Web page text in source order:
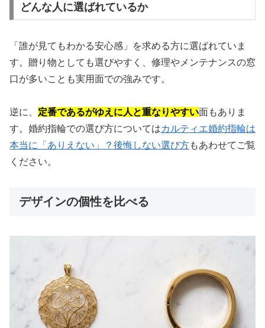
どんな人に選ばれているか
「誰が見てもわかる安心感」を求める方に選ばれていま
す。贈り物としても選びやすく、修理やメンテナンスの窓
口が多いことも実用面での強みです。
逆に、 定番であるがゆえに人と重なりやすい面もありま
す。婚約指輪での選び方についてはカルティエ婚約指輪は
本当に「ありえない」？後悔しない選び方もあわせてご覧
ください。
デザインの個性を比べる